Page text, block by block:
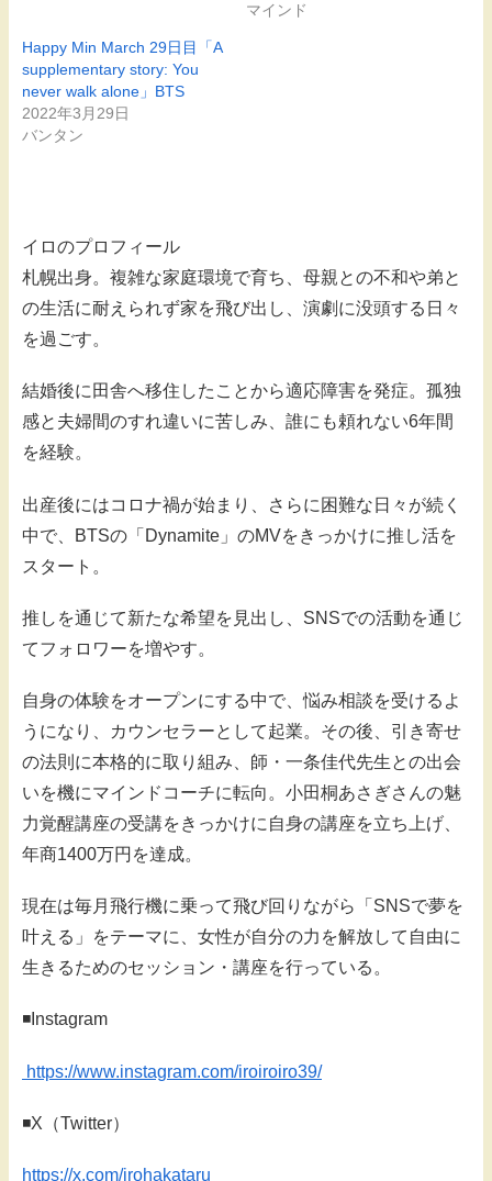
マインド
Happy Min March 29日目「A
supplementary story: You
never walk alone」BTS
2022年3月29日
バンタン
イロのプロフィール
札幌出身。複雑な家庭環境で育ち、母親との不和や弟と
の生活に耐えられず家を飛び出し、演劇に没頭する日々
を過ごす。
結婚後に田舎へ移住したことから適応障害を発症。孤独
感と夫婦間のすれ違いに苦しみ、誰にも頼れない6年間
を経験。
出産後にはコロナ禍が始まり、さらに困難な日々が続く
中で、BTSの「Dynamite」のMVをきっかけに推し活を
スタート。
推しを通じて新たな希望を見出し、SNSでの活動を通じ
てフォロワーを増やす。
自身の体験をオープンにする中で、悩み相談を受けるよ
うになり、カウンセラーとして起業。その後、引き寄せ
の法則に本格的に取り組み、師・一条佳代先生との出会
いを機にマインドコーチに転向。小田桐あさぎさんの魅
力覚醒講座の受講をきっかけに自身の講座を立ち上げ、
年商1400万円を達成。
現在は毎月飛行機に乗って飛び回りながら「SNSで夢を
叶える」をテーマに、女性が自分の力を解放して自由に
生きるためのセッション・講座を行っている。
◾️Instagram
https://www.instagram.com/iroiroiro39/
◾️X（Twitter）
https://x.com/irohakataru